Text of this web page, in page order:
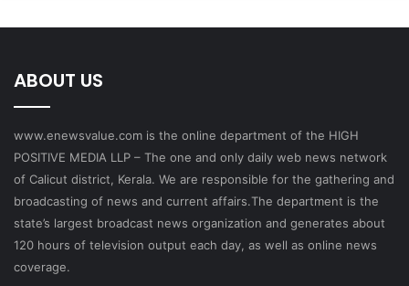
ABOUT US
www.enewsvalue.com is the online department of the HIGH
POSITIVE MEDIA LLP – The one and only daily web news network
of Calicut district, Kerala. We are responsible for the gathering and
broadcasting of news and current affairs.The department is the
state’s largest broadcast news organization and generates about
120 hours of television output each day, as well as online news
coverage.